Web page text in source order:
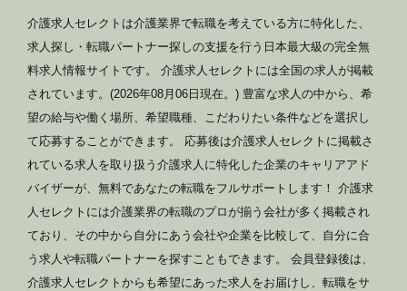
介護求人セレクトは介護業界で転職を考えている方に特化した、
求人探し・転職パートナー探しの支援を行う日本最大級の完全無
料求人情報サイトです。 介護求人セレクトには全国の求人が掲載
されています。(2026年08月06日現在。) 豊富な求人の中から、希
望の給与や働く場所、希望職種、こだわりたい条件などを選択し
て応募することができます。 応募後は介護求人セレクトに掲載さ
れている求人を取り扱う介護求人に特化した企業のキャリアアド
バイザーが、無料であなたの転職をフルサポートします！ 介護求
人セレクトには介護業界の転職のプロが揃う会社が多く掲載され
ており、その中から自分にあう会社や企業を比較して、自分に合
う求人や転職パートナーを探すこともできます。 会員登録後は、
介護求人セレクトからも希望にあった求人をお届けし、転職をサ